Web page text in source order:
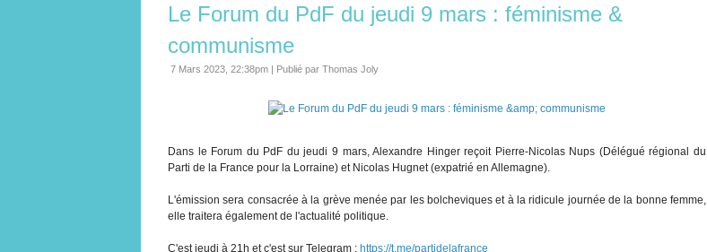
Le Forum du PdF du jeudi 9 mars : féminisme &
communisme
7 Mars 2023, 22:38pm | Publié par Thomas Joly
Dans le Forum du PdF du jeudi 9 mars, Alexandre Hinger reçoit Pierre-Nicolas Nups (Délégué régional du
Parti de la France pour la Lorraine) et Nicolas Hugnet (expatrié en Allemagne).
L'émission sera consacrée à la grève menée par les bolcheviques et à la ridicule journée de la bonne femme,
elle traitera également de l'actualité politique.
C'est jeudi à 21h et c'est sur Telegram : https://t.me/partidelafrance